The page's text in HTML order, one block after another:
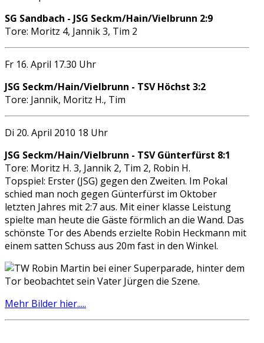
SG Sandbach - JSG Seckm/Hain/Vielbrunn 2:9
Tore: Moritz 4, Jannik 3, Tim 2
Fr 16. April 17.30 Uhr
JSG Seckm/Hain/Vielbrunn - TSV Höchst 3:2
Tore: Jannik, Moritz H., Tim
Di 20. April 2010 18 Uhr
JSG Seckm/Hain/Vielbrunn - TSV Günterfürst 8:1
Tore: Moritz H. 3, Jannik 2, Tim 2, Robin H.
Topspiel: Erster (JSG) gegen den Zweiten. Im Pokal
schied man noch gegen Günterfürst im Oktober
letzten Jahres mit 2:7 aus. Mit einer klasse Leistung
spielte man heute die Gäste förmlich an die Wand. Das
schönste Tor des Abends erzielte Robin Heckmann mit
einem satten Schuss aus 20m fast in den Winkel.
Mehr Bilder hier.....